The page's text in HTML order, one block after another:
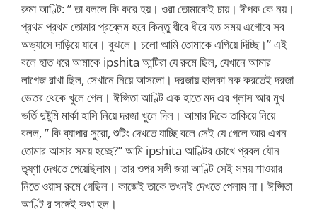
রুমা আণ্টি: ” তা বললে কি করে হয়। ওরা তোমাকেই চায়। দীপক কে নয়।
প্রথম প্রথম তোমার প্রব্লেম হবে কিন্তু ধীরে ধীরে যত সময় এগোবে সব
অভ্যাসে দাড়িয়ে যাবে। বুঝলে। চলো আমি তোমাকে এগিয়ে দিচ্ছি।” এই
বলে হাত ধরে আমাকে ipshita আন্টিরা যে রুমে ছিল, যেখানে আমার
লাগেজ রাখা ছিল, সেখানে নিয়ে আসলো। দরজায় হালকা নক করতেই দরজা
ভেতর থেকে খুলে গেল। ঈপ্সিতা আণ্টি এক হাতে মদ এর গ্লাস আর মুখ
ভর্তি দুষ্টুমি মার্কা হাসি নিয়ে দরজা খুলে দিল। আমার দিকে তাকিয়ে নিয়ে
বলল, ” কি ব্যাপার সুরো, শুটিং দেখতে যাচ্ছি বলে সেই যে গেলে আর এখন
তোমার আসার সময় হচ্ছে?” আমি ipshita আণ্টির চোখে প্রবল যৌন
তৃষ্ণা দেখতে পেয়েছিলাম। তার ওপর সঙ্গী জয়া আণ্টি সেই সময় শাওয়ার
নিতে ওয়াস রুমে গেছিল। কাজেই তাকে তখনই দেখতে পেলাম না। ঈপ্সিতা
আণ্টি র সঙ্গেই কথা হল।